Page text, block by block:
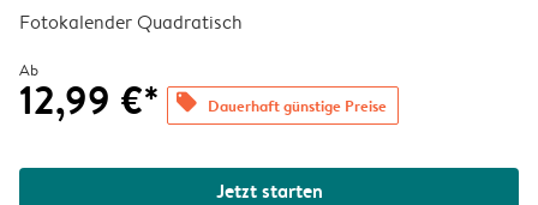
Fotokalender Quadratisch
Ab
12,99 €* offers Dauerhaft günstige Preise
Jetzt starten